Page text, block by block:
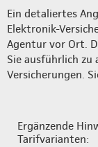
Ein detaliertes
Elektronik-
Agentur vor Ort.
Sie ausführlich zu
Versicherungen.
Ergänzende
Tarifvarianten: